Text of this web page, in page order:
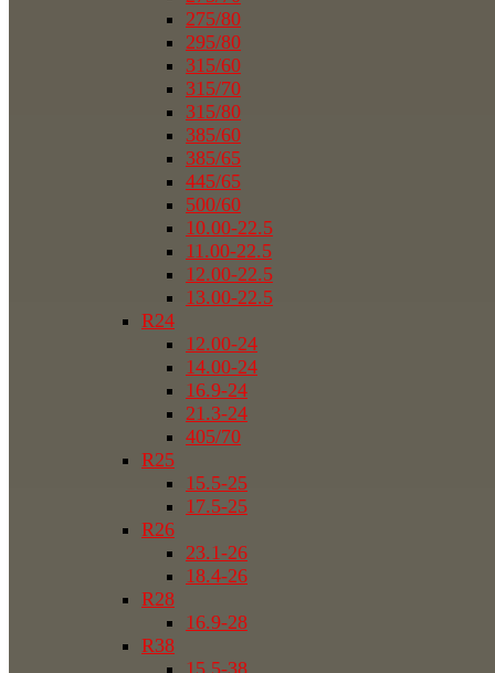
275/80
295/80
315/60
315/70
315/80
385/60
385/65
445/65
500/60
10.00-22.5
11.00-22.5
12.00-22.5
13.00-22.5
R24
12.00-24
14.00-24
16.9-24
21.3-24
405/70
R25
15.5-25
17.5-25
R26
23.1-26
18.4-26
R28
16.9-28
R38
15.5-38